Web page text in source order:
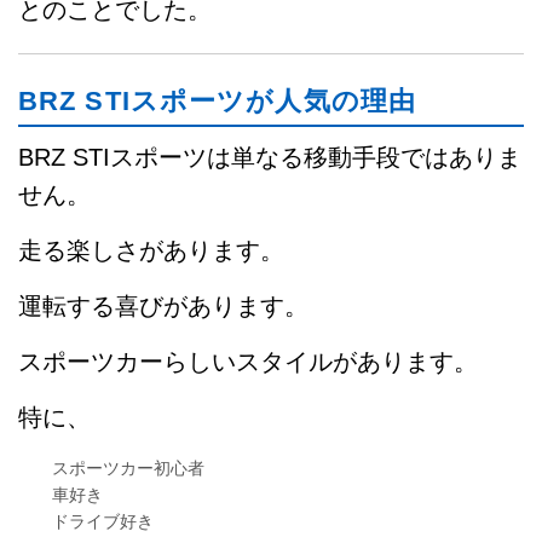
とのことでした。
BRZ STIスポーツが人気の理由
BRZ STIスポーツは単なる移動手段ではありま
せん。
走る楽しさがあります。
運転する喜びがあります。
スポーツカーらしいスタイルがあります。
特に、
スポーツカー初心者
車好き
ドライブ好き